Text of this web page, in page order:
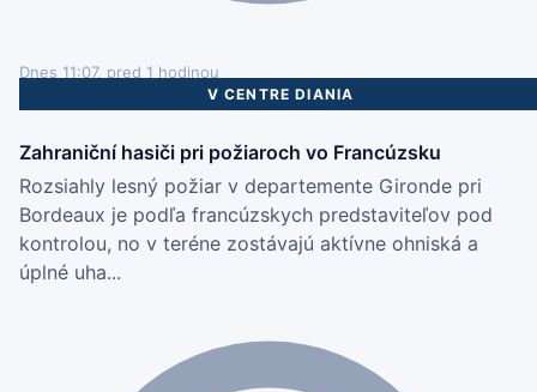
Dnes 11:07, pred 1 hodinou
V CENTRE DIANIA
Zahraniční hasiči pri požiaroch vo Francúzsku
Rozsiahly lesný požiar v departemente Gironde pri
Bordeaux je podľa francúzskych predstaviteľov pod
kontrolou, no v teréne zostávajú aktívne ohniská a
úplné uha...